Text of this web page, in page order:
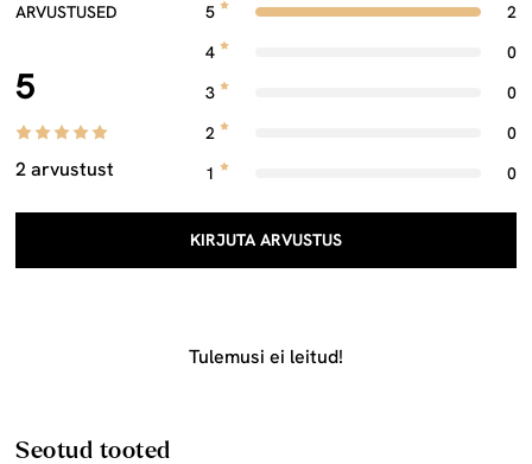
ARVUSTUSED
5
2 arvustust
5
2
4
0
3
0
2
0
1
0
KIRJUTA ARVUSTUS
Tulemusi ei leitud!
Seotud tooted